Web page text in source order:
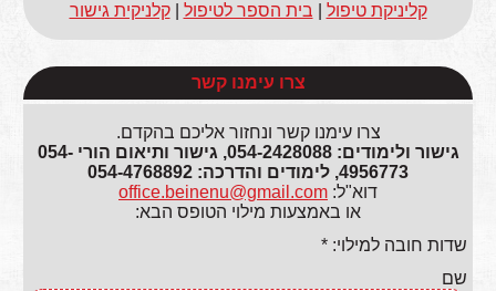
קליניקת טיפול בית הספר לטיפול |קלניקית גישור
צרו עימנו קשר
צרו עימנו קשר ונחזור אליכם בהקדם.
גישור ולימודים: 054-2428088, גישור ותיאום הורי 054-
4956773, לימודים והדרכה: 054-4768892
דוא"ל: office.beinenu@gmail.com
או באמצעות מילוי הטופס הבא:
שדות חובה למילוי: *
שם